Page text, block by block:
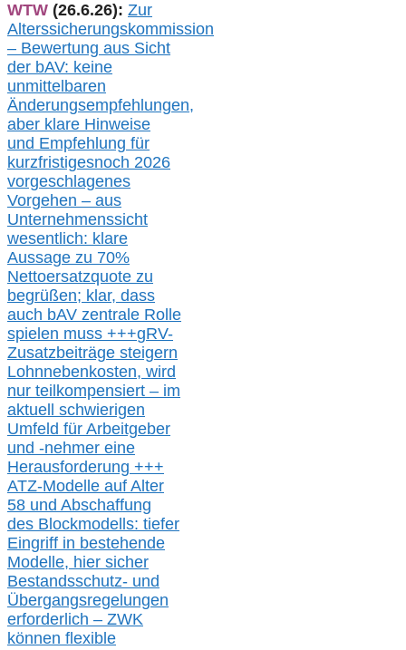
WTW (26.6.26): Zur
Alterssicherungskommission
– Bewertung aus Sicht
der bAV: keine
unmittelbaren
Änderungsempfehlungen,
aber klare Hinweise
und Empfehlung für
kurzfristigesnoch 2026
vorgeschlagenes
Vorgehen – aus
Unternehmenssicht
wesentlich: klare
Aussage zu 70%
Nettoersatzquote zu
begrüßen; klar, dass
auch bAV zentrale Rolle
spielen muss +++gRV-
Zusatzbeiträge steigern
Lohnnebenkosten, wird
nur teilkompensiert – im
aktuell schwierigen
Umfeld für Arbeitgeber
und -nehmer eine
Herausforderung +++
ATZ-Modelle auf Alter
58 und Abschaffung
des Blockmodells: tiefer
Eingriff in bestehende
Modelle, hier sicher
Bestandsschutz- und
Übergangsregelungen
erforderlich – ZWK
können flexible